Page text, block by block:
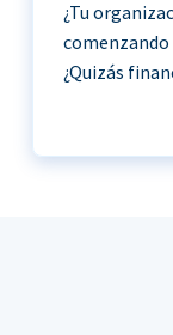
¿Tu
comenzando
¿Quizás